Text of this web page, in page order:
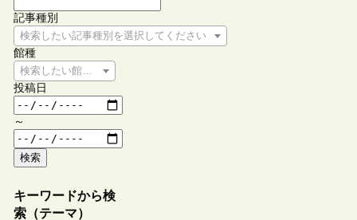
記事種別
検索したい記事種別を選択してください
館種
検索したい館種を選択してください
投稿日
～
検索
キーワードから検
索（テーマ）